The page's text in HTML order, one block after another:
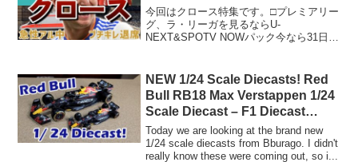
今回はクロース特集です。□プレミアリー
グ、ラ・リーガを見るならU-
NEXT&SPOTV NOWパック今なら31日間
有□セリエA、リーグアン、Jリーグを見
るならDAZ...
NEW 1/24 Scale Diecasts! Red
Bull RB18 Max Verstappen 1/24
Scale Diecast – F1 Diecast
Review
Today we are looking at the brand new
1/24 scale diecasts from Bburago. I didn't
really know these were coming out, so i...